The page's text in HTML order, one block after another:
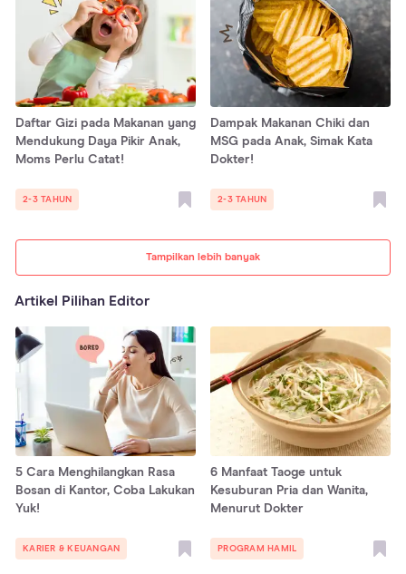
Tampilkan lebih banyak
Daftar Gizi pada Makanan yang
Mendukung Daya Pikir Anak,
Moms Perlu Catat!
2-3 TAHUN
Dampak Makanan Chiki dan
MSG pada Anak, Simak Kata
Dokter!
2-3 TAHUN
Artikel Pilihan Editor
5 Cara Menghilangkan Rasa
Bosan di Kantor, Coba Lakukan
Yuk!
KARIER & KEUANGAN
6 Manfaat Taoge untuk
Kesuburan Pria dan Wanita,
Menurut Dokter
PROGRAM HAMIL